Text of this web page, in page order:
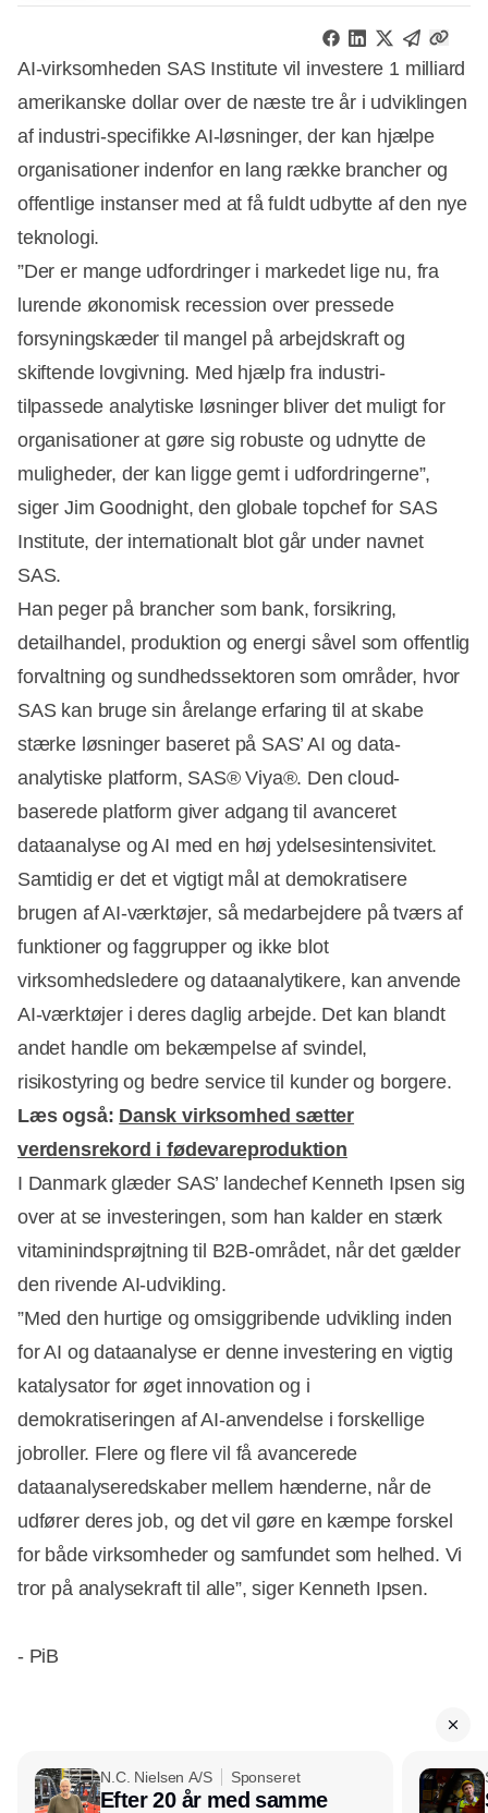
AI-virksomheden SAS Institute vil investere 1 milliard
amerikanske dollar over de næste tre år i udviklingen
af industri-specifikke AI-løsninger, der kan hjælpe
organisationer indenfor en lang række brancher og
offentlige instanser med at få fuldt udbytte af den nye
teknologi.
”Der er mange udfordringer i markedet lige nu, fra
lurende økonomisk recession over pressede
forsyningskæder til mangel på arbejdskraft og
skiftende lovgivning. Med hjælp fra industri-
tilpassede analytiske løsninger bliver det muligt for
organisationer at gøre sig robuste og udnytte de
muligheder, der kan ligge gemt i udfordringerne”,
siger Jim Goodnight, den globale topchef for SAS
Institute, der internationalt blot går under navnet
SAS.
Han peger på brancher som bank, forsikring,
detailhandel, produktion og energi såvel som offentlig
forvaltning og sundhedssektoren som områder, hvor
SAS kan bruge sin årelange erfaring til at skabe
stærke løsninger baseret på SAS’ AI og data-
analytiske platform, SAS® Viya®. Den cloud-
baserede platform giver adgang til avanceret
dataanalyse og AI med en høj ydelsesintensivitet.
Samtidig er det et vigtigt mål at demokratisere
brugen af AI-værktøjer, så medarbejdere på tværs af
funktioner og faggrupper og ikke blot
virksomhedsledere og dataanalytikere, kan anvende
AI-værktøjer i deres daglig arbejde. Det kan blandt
andet handle om bekæmpelse af svindel,
risikostyring og bedre service til kunder og borgere.
Læs også: Dansk virksomhed sætter
verdensrekord i fødevareproduktion
I Danmark glæder SAS’ landechef Kenneth Ipsen sig
over at se investeringen, som han kalder en stærk
vitaminindsprøjtning til B2B-området, når det gælder
den rivende AI-udvikling.
”Med den hurtige og omsiggribende udvikling inden
for AI og dataanalyse er denne investering en vigtig
katalysator for øget innovation og i
demokratiseringen af AI-anvendelse i forskellige
jobroller. Flere og flere vil få avancerede
dataanalyseredskaber mellem hænderne, når de
udfører deres job, og det vil gøre en kæmpe forskel
for både virksomheder og samfundet som helhed. Vi
tror på analysekraft til alle”, siger Kenneth Ipsen.
- PiB
N.C. Nielsen A/S Sponseret
Efter 20 år med samme